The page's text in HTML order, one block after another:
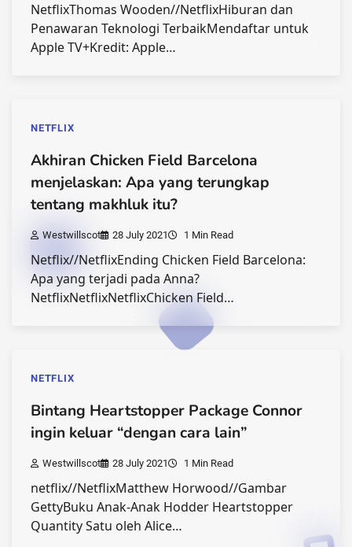
NetflixThomas Wooden//NetflixHiburan dan
Penawaran Teknologi TerbaikMendaftar untuk
Apple TV+Kredit: Apple…
NETFLIX
Akhiran Chicken Field Barcelona
menjelaskan: Apa yang terungkap
tentang makhluk itu?
Westwillscot 28 July 2021 1 Min Read
Netflix//NetflixEnding Chicken Field Barcelona:
Apa yang terjadi pada Anna?
NetflixNetflixNetflixChicken Field…
NETFLIX
Bintang Heartstopper Package Connor
ingin keluar “dengan cara lain”
Westwillscot 28 July 2021 1 Min Read
netflix//NetflixMatthew Horwood//Gambar
GettyBuku Anak-Anak Hodder Heartstopper
Quantity Satu oleh Alice…